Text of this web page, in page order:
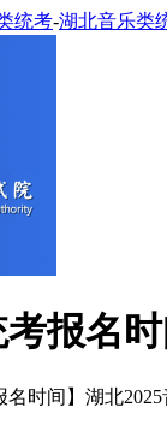
统考-湖北音乐类
报名时
名时间】湖北